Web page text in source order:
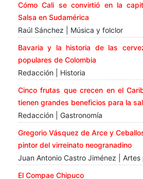
Cómo Cali se convirtió en la
Salsa en Sudamérica
Raúl Sánchez | Música y folclor
Bavaria y la historia de las
populares de Colombia
Redacción | Historia
Cinco frutas que crecen en el
tienen grandes beneficios para la
Redacción | Gastronomía
Gregorio Vásquez de Arce y
pintor del virreinato neogranadino
Juan Antonio Castro Jiménez | Artes
El Compae Chipuco